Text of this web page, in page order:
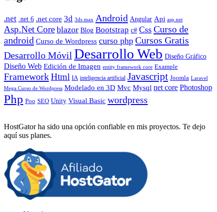
.net .net 6 .net core 3d 3ds max Android Angular Api asp.net
Asp.Net Core blazor Blog Bootstrap c# Css Curso de
android Curso de Wordpress curso php Cursos Gratis
Desarrollo Móvil Desarrollo Web Diseño Gráfico
Diseño Web Edición de Imagen entity framework core Example
FrameworkHtml IA inteligencia artificial Javascript Joomla Laravel
Mega Curso de Wordpress Modelado en 3D Mvc Mysql net core Photoshop
Php Poo SEO Unity Visual Basic wordpress
HostGator ha sido una opción confiable en mis proyectos. Te dejo
aquí sus planes.